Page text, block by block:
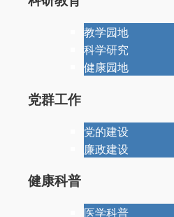
教学园地
科学研究
健康园地
党群工作
党的建设
廉政建设
健康科普
医学科普